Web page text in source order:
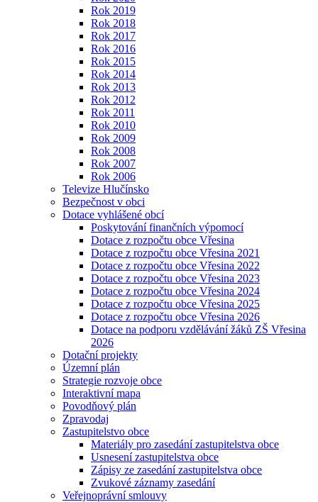
Rok 2019
Rok 2018
Rok 2017
Rok 2016
Rok 2015
Rok 2014
Rok 2013
Rok 2012
Rok 2011
Rok 2010
Rok 2009
Rok 2008
Rok 2007
Rok 2006
Televize Hlučínsko
Bezpečnost v obci
Dotace vyhlášené obcí
Poskytování finančních výpomocí
Dotace z rozpočtu obce Vřesina
Dotace z rozpočtu obce Vřesina 2021
Dotace z rozpočtu obce Vřesina 2022
Dotace z rozpočtu obce Vřesina 2023
Dotace z rozpočtu obce Vřesina 2024
Dotace z rozpočtu obce Vřesina 2025
Dotace z rozpočtu obce Vřesina 2026
Dotace na podporu vzdělávání žáků ZŠ Vřesina
2026
Dotační projekty
Územní plán
Strategie rozvoje obce
Interaktivní mapa
Povodňový plán
Zpravodaj
Zastupitelstvo obce
Materiály pro zasedání zastupitelstva obce
Usnesení zastupitelstva obce
Zápisy ze zasedání zastupitelstva obce
Zvukové záznamy zasedání
Veřejnoprávní smlouvy